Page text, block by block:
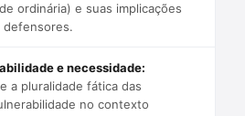
ordinária) e suas implicações
defensores.
e necessidade:
a pluralidade fática das
no contexto